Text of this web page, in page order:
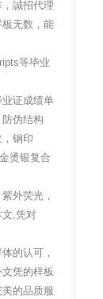
誠招代理
无数，能
等毕业
证成绩单
伪结构
钢印
烫银复合
外荧光，
,凭对
的认可，
凭的样板
的品质服